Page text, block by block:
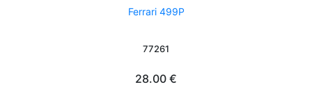
Ferrari 499P
77261
28.00 €